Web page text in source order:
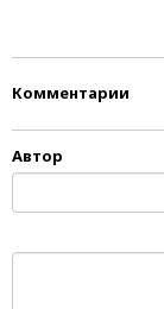
Комментарии
Автор